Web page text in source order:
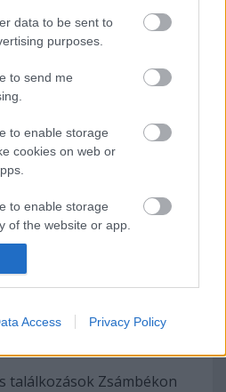
data to be sent to
purposes.
to send me
to enable storage
cookies on web or
to enable storage
of the website or app.
to enable storage
to enable storage
prevention, and other
Access Privacy Policy
Gilda (olaszul)-
és Harangi Mária
jön az év legvidámabb
találkozások Zsámbékon